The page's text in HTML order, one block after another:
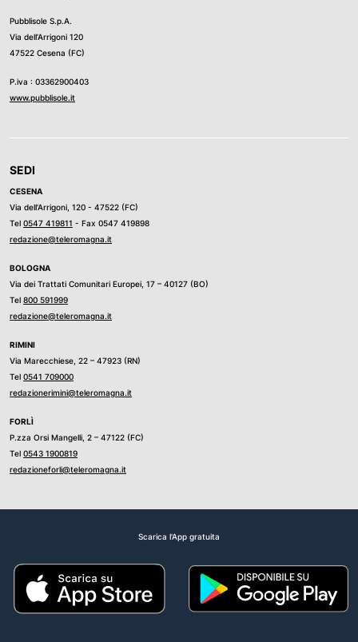
Pubblisole S.p.A.
Via dell’Arrigoni 120
47522 Cesena (FC)
P.iva : 03362900403
www.pubblisole.it
SEDI
CESENA
Via dell’Arrigoni, 120 - 47522 (FC)
Tel 0547 419811 - Fax 0547 419898
redazione@teleromagna.it
BOLOGNA
Via dei Trattati Comunitari Europei, 17 – 40127 (BO)
Tel 800 591999
redazione@teleromagna.it
RIMINI
Via Marecchiese, 22 – 47923 (RN)
Tel 0541 709000
redazionerimini@teleromagna.it
FORLÌ
P.zza Orsi Mangelli, 2 – 47122 (FC)
Tel 0543 1900819
redazioneforli@teleromagna.it
Scarica l'App gratuita